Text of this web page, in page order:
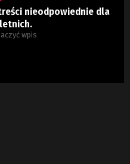
nieodpowiednie dla
wpis